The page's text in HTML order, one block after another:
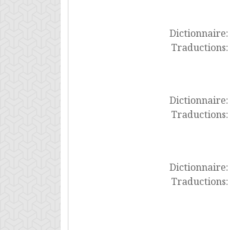
Dictionnaire:
Traductions:
Dictionnaire:
Traductions:
Dictionnaire:
Traductions: